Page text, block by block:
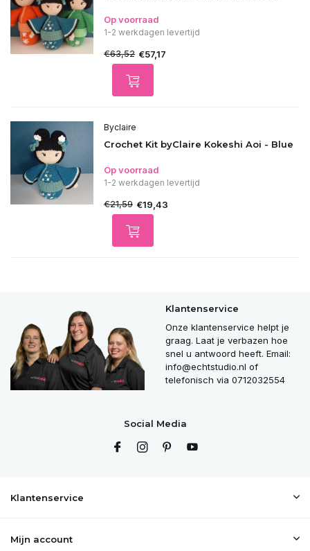
Op voorraad
1-2 werkdagen levertijd
€63,52 €57,17
Byclaire
Crochet Kit byClaire Kokeshi Aoi - Blue
Op voorraad
1-2 werkdagen levertijd
€21,59 €19,43
Klantenservice
Onze klantenservice helpt je
graag. Laat je verbazen hoe
snel u antwoord heeft. Email:
info@echtstudio.nl of
telefonisch via 0712032554
Social Media
Klantenservice
Mijn account